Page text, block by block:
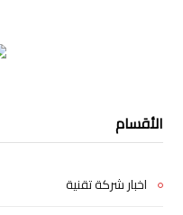
الأقسام
اخبار شركة تقنية